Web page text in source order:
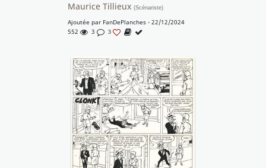
Maurice Tillieux (Scénariste)
Ajoutée par FanDePlanches - 22/12/2024
552
3 3